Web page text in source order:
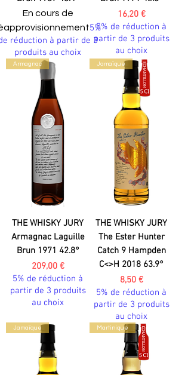
En cours de
5%
réduction à partir de 3
produits au choix
Prix
16,20 €
5% de réduction à
partir de 3 produits
au choix
Armagnac
THE WHISKY JURY
Armagnac Laguille
Brun 1971 42.8°
Prix
209,00 €
5% de réduction à
partir de 3 produits
au choix
Jamaïque
THE WHISKY JURY
The Ester Hunter
Catch 9 Hampden
C<>H 2018 63.9°
Prix
8,50 €
5% de réduction à
partir de 3 produits
au choix
Jamaïque Martinique